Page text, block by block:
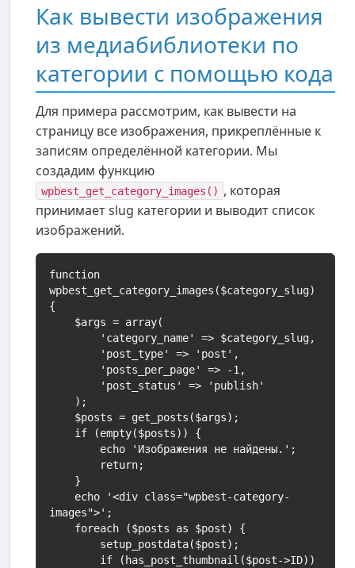
Как вывести изображения
из медиабиблиотеки по
категории с помощью кода
Для примера рассмотрим, как вывести на
страницу все изображения, прикреплённые к
записям определённой категории. Мы
создадим функцию
wpbest_get_category_images() , которая
принимает slug категории и выводит список
изображений.
function
wpbest_get_category_images($category_slug)
{
images">';